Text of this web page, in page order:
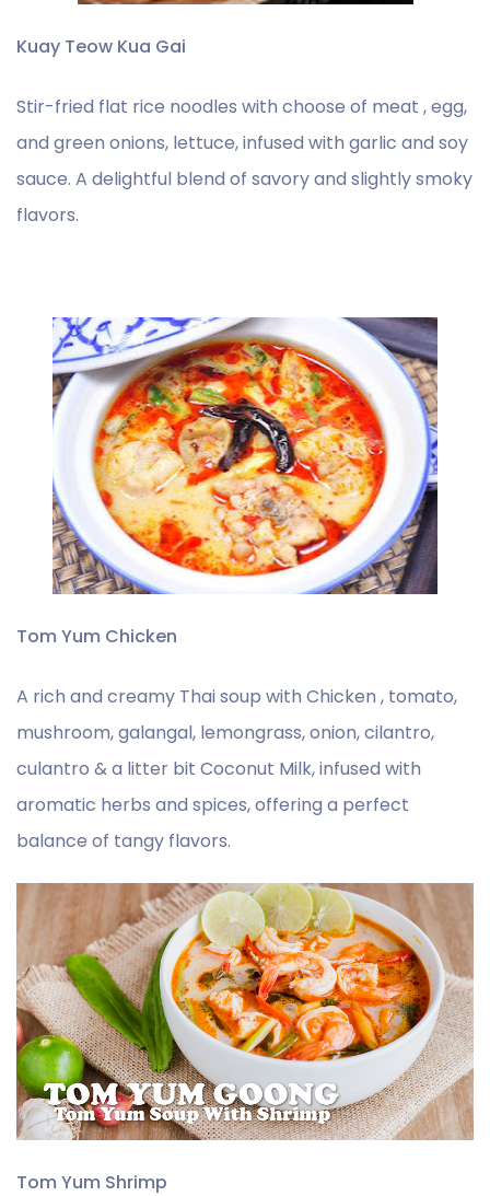
Kuay Teow Kua Gai
Stir-fried flat rice noodles with choose of meat , egg,
and green onions, lettuce, infused with garlic and soy
sauce. A delightful blend of savory and slightly smoky
flavors.
Tom Yum Chicken
A rich and creamy Thai soup with Chicken , tomato,
mushroom, galangal, lemongrass, onion, cilantro,
culantro & a litter bit Coconut Milk, infused with
aromatic herbs and spices, offering a perfect
balance of tangy flavors.
Tom Yum Shrimp